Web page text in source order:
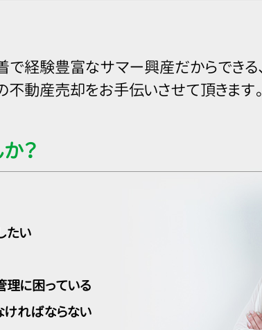
で経験豊富なサマー興産だからできる
不動産売却をお手伝いさせて頂きます
？
たい
理に困っている
ければならない